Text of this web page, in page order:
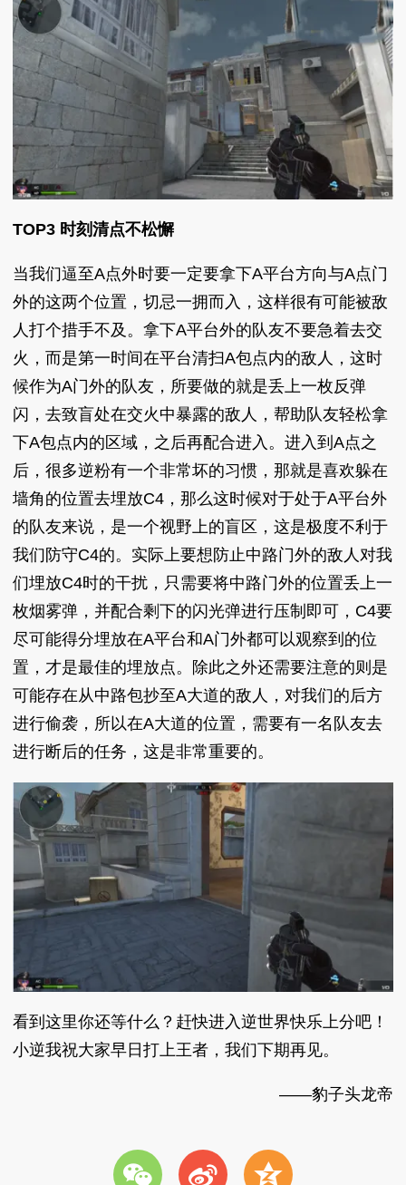
TOP3 时刻清点不松懈
当我们逼至A点外时要一定要拿下A平台方向与A点门
外的这两个位置，切忌一拥而入，这样很有可能被敌
人打个措手不及。拿下A平台外的队友不要急着去交
火，而是第一时间在平台清扫A包点内的敌人，这时
候作为A门外的队友，所要做的就是丢上一枚反弹
闪，去致盲处在交火中暴露的敌人，帮助队友轻松拿
下A包点内的区域，之后再配合进入。进入到A点之
后，很多逆粉有一个非常坏的习惯，那就是喜欢躲在
墙角的位置去埋放C4，那么这时候对于处于A平台外
的队友来说，是一个视野上的盲区，这是极度不利于
我们防守C4的。实际上要想防止中路门外的敌人对我
们埋放C4时的干扰，只需要将中路门外的位置丢上一
枚烟雾弹，并配合剩下的闪光弹进行压制即可，C4要
尽可能得分埋放在A平台和A门外都可以观察到的位
置，才是最佳的埋放点。除此之外还需要注意的则是
可能存在从中路包抄至A大道的敌人，对我们的后方
进行偷袭，所以在A大道的位置，需要有一名队友去
进行断后的任务，这是非常重要的。
看到这里你还等什么？赶快进入逆世界快乐上分吧！
小逆我祝大家早日打上王者，我们下期再见。
——豹子头龙帝
w t z